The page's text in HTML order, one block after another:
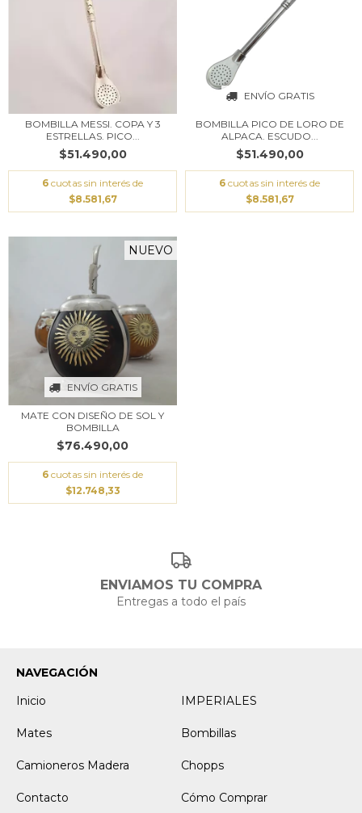
BOMBILLA MESSI. COPA Y 3
ESTRELLAS. PICO...
$51.490,00
6 cuotas sin interés de
$8.581,67
ENVÍO GRATIS
BOMBILLA PICO DE LORO DE
ALPACA. ESCUDO...
$51.490,00
6 cuotas sin interés de
$8.581,67
ENVÍO GRATIS
NUEVO
MATE CON DISEÑO DE SOL Y
BOMBILLA
$76.490,00
6 cuotas sin interés de
$12.748,33
ENVIAMOS TU COMPRA
Entregas a todo el país
NAVEGACIÓN
Inicio
IMPERIALES
Mates Bombillas
Camioneros Madera Chopps
Contacto Cómo Comprar